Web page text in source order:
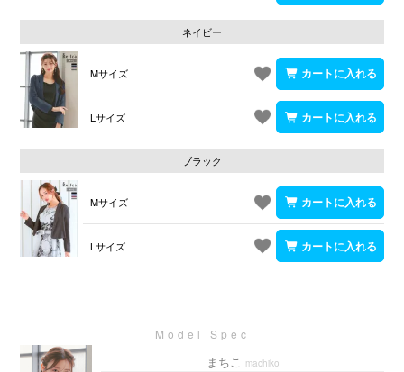
ネイビー
Mサイズ
Lサイズ
ブラック
Mサイズ
Lサイズ
まちこ machiko